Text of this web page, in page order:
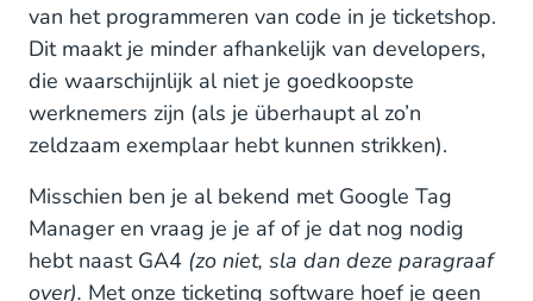
van het programmeren van code in je ticketshop.
Dit maakt je minder afhankelijk van developers,
die waarschijnlijk al niet je goedkoopste
werknemers zijn (als je überhaupt al zo’n
zeldzaam exemplaar hebt kunnen strikken).
Misschien ben je al bekend met Google Tag
Manager en vraag je je af of je dat nog nodig
hebt naast GA4 (zo niet, sla dan deze paragraaf
over). Met onze ticketing software hoef je geen